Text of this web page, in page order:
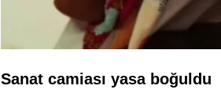
Sanat camiası yasa boğuldu